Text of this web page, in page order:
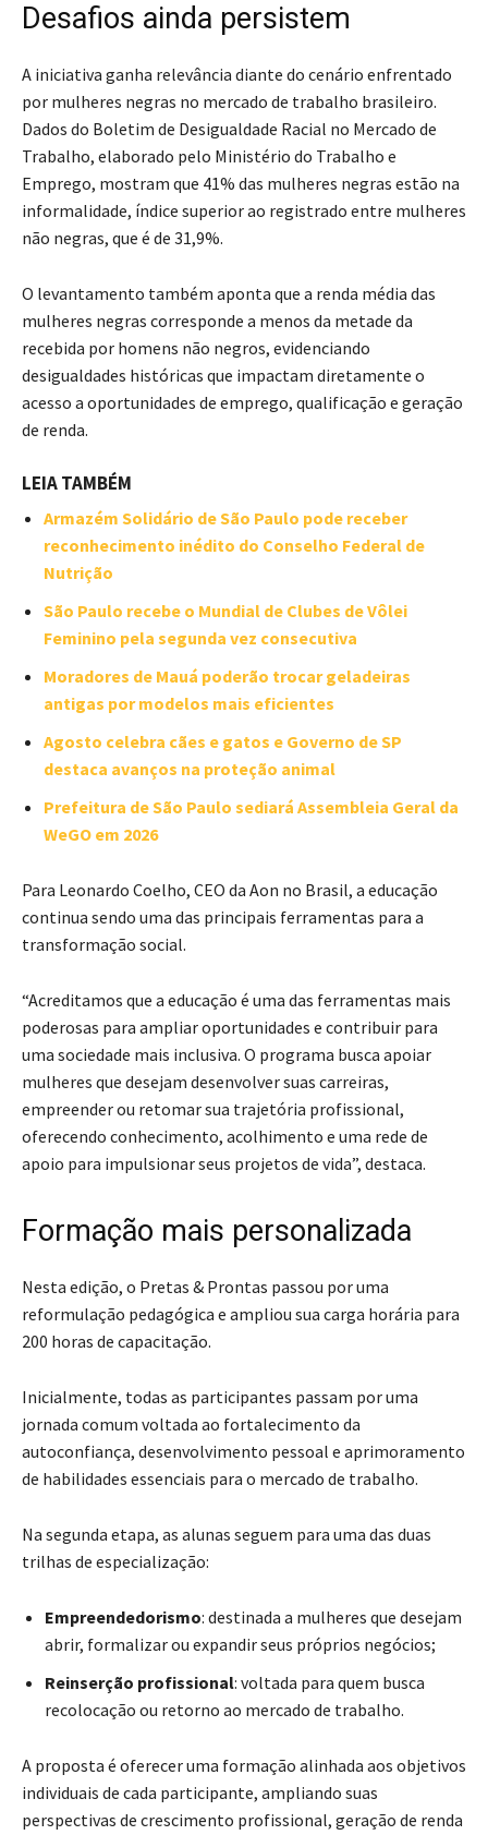
Desafios ainda persistem
A iniciativa ganha relevância diante do cenário enfrentado
por mulheres negras no mercado de trabalho brasileiro.
Dados do Boletim de Desigualdade Racial no Mercado de
Trabalho, elaborado pelo Ministério do Trabalho e
Emprego, mostram que 41% das mulheres negras estão na
informalidade, índice superior ao registrado entre mulheres
não negras, que é de 31,9%.
O levantamento também aponta que a renda média das
mulheres negras corresponde a menos da metade da
recebida por homens não negros, evidenciando
desigualdades históricas que impactam diretamente o
acesso a oportunidades de emprego, qualificação e geração
de renda.
LEIA TAMBÉM
Armazém Solidário de São Paulo pode receber
reconhecimento inédito do Conselho Federal de
Nutrição
São Paulo recebe o Mundial de Clubes de Vôlei
Feminino pela segunda vez consecutiva
Moradores de Mauá poderão trocar geladeiras
antigas por modelos mais eficientes
Agosto celebra cães e gatos e Governo de SP
destaca avanços na proteção animal
Prefeitura de São Paulo sediará Assembleia Geral da
WeGO em 2026
Para Leonardo Coelho, CEO da Aon no Brasil, a educação
continua sendo uma das principais ferramentas para a
transformação social.
“Acreditamos que a educação é uma das ferramentas mais
poderosas para ampliar oportunidades e contribuir para
uma sociedade mais inclusiva. O programa busca apoiar
mulheres que desejam desenvolver suas carreiras,
empreender ou retomar sua trajetória profissional,
oferecendo conhecimento, acolhimento e uma rede de
apoio para impulsionar seus projetos de vida”, destaca.
Formação mais personalizada
Nesta edição, o Pretas & Prontas passou por uma
reformulação pedagógica e ampliou sua carga horária para
200 horas de capacitação.
Inicialmente, todas as participantes passam por uma
jornada comum voltada ao fortalecimento da
autoconfiança, desenvolvimento pessoal e aprimoramento
de habilidades essenciais para o mercado de trabalho.
Na segunda etapa, as alunas seguem para uma das duas
trilhas de especialização:
Empreendedorismo: destinada a mulheres que desejam
abrir, formalizar ou expandir seus próprios negócios;
Reinserção profissional: voltada para quem busca
recolocação ou retorno ao mercado de trabalho.
A proposta é oferecer uma formação alinhada aos objetivos
individuais de cada participante, ampliando suas
perspectivas de crescimento profissional, geração de renda